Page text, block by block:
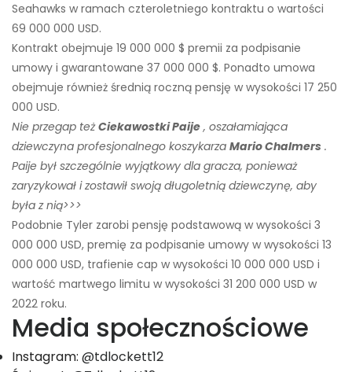
Seahawks w ramach czteroletniego kontraktu o wartości
69 000 000 USD.
Kontrakt obejmuje 19 000 000 $ premii za podpisanie
umowy i gwarantowane 37 000 000 $. Ponadto umowa
obejmuje również średnią roczną pensję w wysokości 17 250
000 USD.
Nie przegap teżCiekawostki Paije, oszałamiająca
dziewczyna profesjonalnego koszykarza Mario Chalmers .
Paije był szczególnie wyjątkowy dla gracza, ponieważ
zaryzykował i zostawił swoją długoletnią dziewczynę, aby
była z nią>>>
Podobnie Tyler zarobi pensję podstawową w wysokości 3
000 000 USD, premię za podpisanie umowy w wysokości 13
000 000 USD, trafienie cap w wysokości 10 000 000 USD i
wartość martwego limitu w wysokości 31 200 000 USD w
2022 roku.
Media społecznościowe
Instagram: @tdlockett12